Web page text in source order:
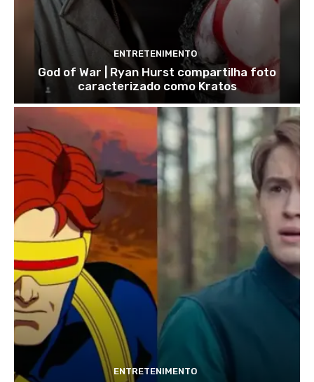
ENTRETENIMENTO
God of War | Ryan Hurst compartilha foto
caracterizado como Kratos
ENTRETENIMENTO